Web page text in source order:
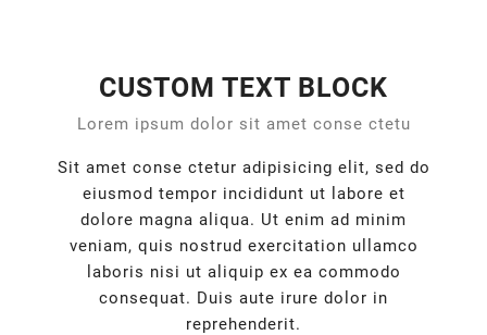
CUSTOM TEXT BLOCK
Lorem ipsum dolor sit amet conse ctetu
Sit amet conse ctetur adipisicing elit, sed do
eiusmod tempor incididunt ut labore et
dolore magna aliqua. Ut enim ad minim
veniam, quis nostrud exercitation ullamco
laboris nisi ut aliquip ex ea commodo
consequat. Duis aute irure dolor in
reprehenderit.